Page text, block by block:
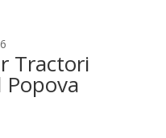
Tractori
Popova